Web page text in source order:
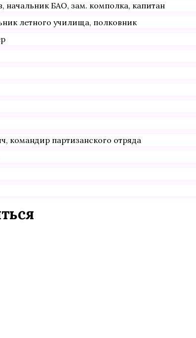
БАО, зам. комполка, капитан
летного училища, полковник
командир партизанского отряда